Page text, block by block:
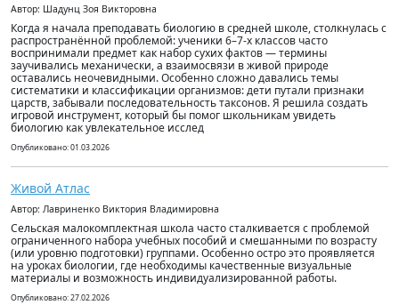
Автор: Шадунц Зоя Викторовна
Когда я начала преподавать биологию в средней школе, столкнулась с
распространённой проблемой: ученики 6–7‑х классов часто
воспринимали предмет как набор сухих фактов — термины
заучивались механически, а взаимосвязи в живой природе
оставались неочевидными. Особенно сложно давались темы
систематики и классификации организмов: дети путали признаки
царств, забывали последовательность таксонов. Я решила создать
игровой инструмент, который бы помог школьникам увидеть
биологию как увлекательное исслед
Опубликовано: 01.03.2026
Живой Атлас
Автор: Лавриненко Виктория Владимировна
Сельская малокомплектная школа часто сталкивается с проблемой
ограниченного набора учебных пособий и смешанными по возрасту
(или уровню подготовки) группами. Особенно остро это проявляется
на уроках биологии, где необходимы качественные визуальные
материалы и возможность индивидуализированной работы.
Опубликовано: 27.02.2026